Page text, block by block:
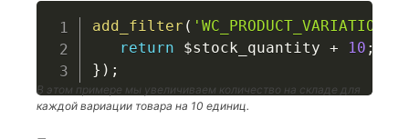
add_filter (
return
$stock_quantity + 10 ;
} ) ;
В этом примере мы увеличиваем количество на складе для
каждой вариации товара на 10 единиц.